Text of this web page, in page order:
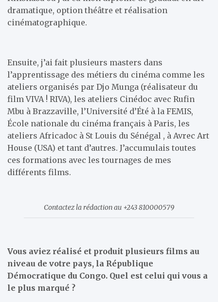
dramatique, option théâtre et réalisation
cinématographique.
Ensuite, j’ai fait plusieurs masters dans
l’apprentissage des métiers du cinéma comme les
ateliers organisés par Djo Munga (réalisateur du
film VIVA ! RIVA), les ateliers Cinédoc avec Rufin
Mbu à Brazzaville, l’Université d’Été à la FEMIS,
École nationale du cinéma français à Paris, les
ateliers Africadoc à St Louis du Sénégal , à Avrec Art
House (USA) et tant d’autres. J’accumulais toutes
ces formations avec les tournages de mes
différents films.
Contactez la rédaction au +243 810000579
Vous aviez réalisé et produit plusieurs films au
niveau de votre pays, la République
Démocratique du Congo. Quel est celui qui vous a
le plus marqué ?